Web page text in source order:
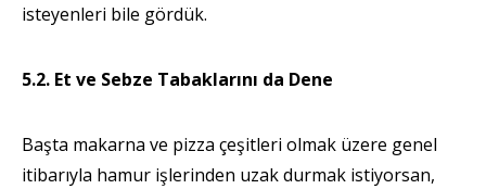
isteyenleri bile gördük.
5.2. Et ve Sebze Tabaklarını da Dene
Başta makarna ve pizza çeşitleri olmak üzere genel
itibarıyla hamur işlerinden uzak durmak istiyorsan,